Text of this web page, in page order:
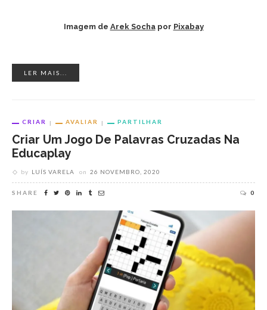
Imagem de Arek Sochapor Pixabay
LER MAIS...
CRIAR AVALIAR PARTILHAR
Criar Um Jogo De Palavras Cruzadas Na
Educaplay
by LUÍS VARELA on 26 NOVEMBRO, 2020
SHARE 0